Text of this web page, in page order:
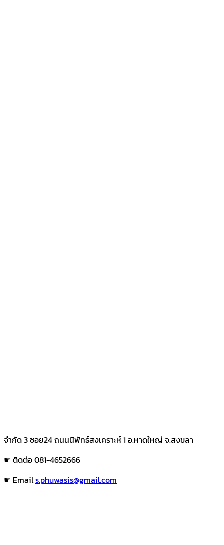
จำกัด 3 ซอย24 ถนนนิพัทธ์สงเคราะห์ 1 อ.หาดใหญ่ จ.สงขลา
☛ ติดต่อ 081-4652666
☛ Emails.phuwasis@gmail.com